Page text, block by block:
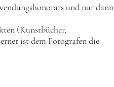
und nur dann
(Kunstbücher,
ist dem Fotografen die